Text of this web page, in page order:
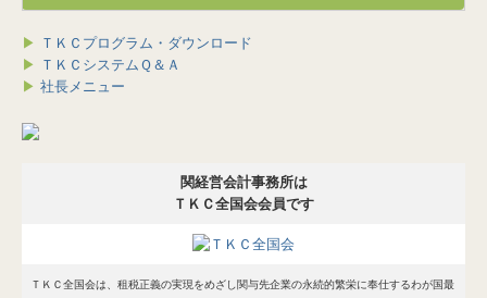
▶ ＴＫＣプログラム・ダウンロード
▶ ＴＫＣシステムＱ＆Ａ
▶ 社長メニュー
関経営会計事務所は
ＴＫＣ全国会会員です
ＴＫＣ全国会は、租税正義の実現をめざし関与先企業の永続的繁栄に奉仕するわが国最